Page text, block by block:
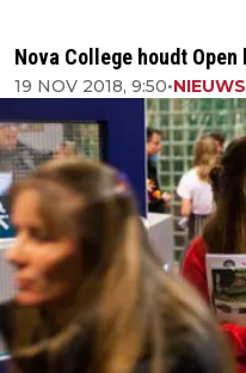
Nova College houdt Open
19 NOV 2018, 9:50•NIEUWS